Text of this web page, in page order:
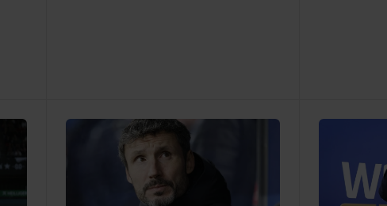
of de duels door zullen gaan.
voor onze
we
boycotten,
aldus
oefenduel
Zeeland